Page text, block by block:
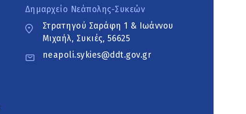
Δημαρχείο Νεάπολης-Συκεών
Στρατηγού Σαράφη 1 & Ιωάννου
Μιχαήλ, Συκιές, 56625
neapoli.sykies@ddt.gov.gr